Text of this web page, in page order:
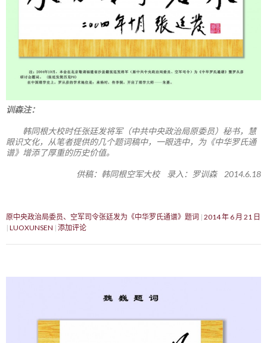
训森注：
韩同根大校时任张廷发将军（中共中央政治局原委员）秘书，慧
眼识文化，从笔者提供的几个题词稿中，一眼选中，为《中华罗氏通
谱》增添了厚重的历史价值。
供稿：韩同根空军大校 录入：罗训森 2014.6.18
原中央政治局委员、空军司令张廷发为《中华罗氏通谱》题词 2014 年 6 月 21 日
LUOXUNSEN 添加评论